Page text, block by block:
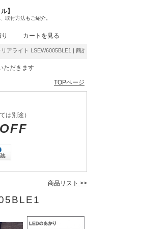
】
取付方法もご紹介。
カートを見る
イト LSEW6005BLE1 | 商品紹介 | 照明器具の通販・
ただきます
TOPページ
は別途）
商品リスト >>